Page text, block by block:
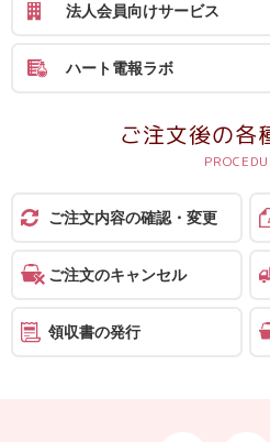
法人会員向けサービス
ハート電報ラボ
ご注文後の各
ご注文内容の確認・変更
ご注文のキャンセル
領収書の発行